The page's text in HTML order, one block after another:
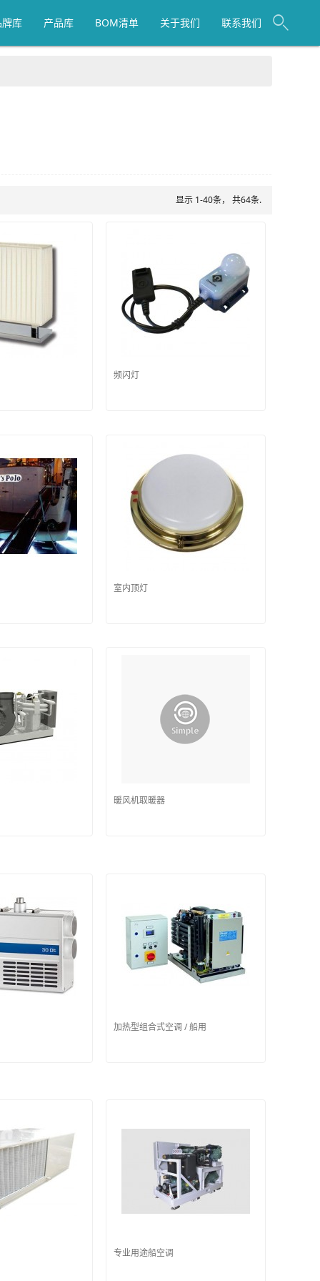
库 产品库 BOM清单 关于我们 联系我们
显示 1-40条， 共64条.
频闪灯
室内顶灯
暖风机取暖器
加热型组合式空调 / 船用
专业用途船空调